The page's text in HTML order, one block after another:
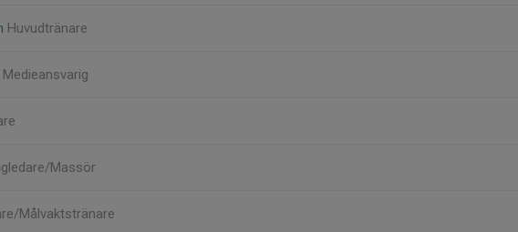
Huvudtränare
Medieansvarig
Massör
Målvaktstränare